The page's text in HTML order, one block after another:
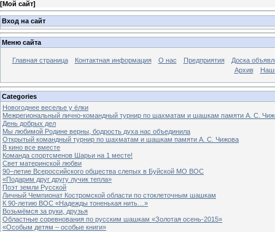
[Мой сайт]
Вход на сайт
Меню сайта
Главная страница Контактная информация О нас Предприятия
Доска
Архив
Categories
Новогоднее веселье у ёлки
Межрегиональный лично-командный турнир по шахматам и шашкам памяти А. С.
День добрых дел
Мы любимой Родине верны, бодрость духа нас объединила
Открытый командный турнир по шахматам и шашкам памяти А. С. Чижова
В кино все вместе
Команда спортсменов Шарьи на 1 месте!
Свет материнской любви
90–летие Всероссийского общества слепых в Буйской МО ВОС
«Подарим друг другу лучик тепла»
Поэт земли Русской
Личный Чемпионат Костромской области по стоклеточным шашкам
К 90-летию ВОС «Надежды тоненькая нить…»
Возьмёмся за руки, друзья
Областные соревнования по русским шашкам «Золотая осень-2015»
«Особым детям – особые книги»